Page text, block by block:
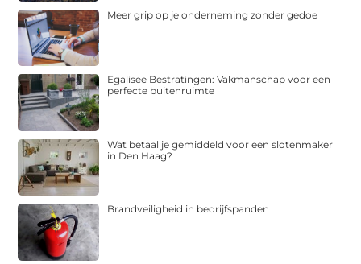
Meer grip op je onderneming zonder gedoe
Egalisee Bestratingen: Vakmanschap voor een
perfecte buitenruimte
Wat betaal je gemiddeld voor een slotenmaker
in Den Haag?
Brandveiligheid in bedrijfspanden